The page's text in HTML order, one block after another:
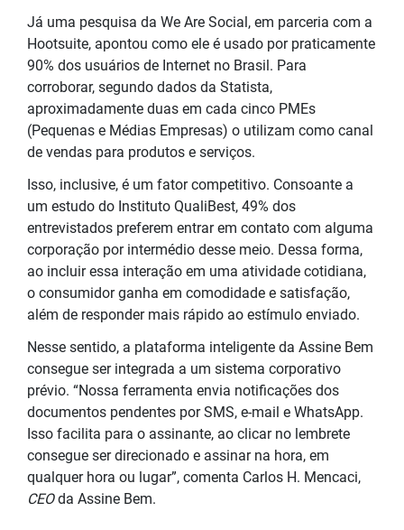
Já uma pesquisa da We Are Social, em parceria com a
Hootsuite, apontou como ele é usado por praticamente
90% dos usuários de Internet no Brasil. Para
corroborar, segundo dados da Statista,
aproximadamente duas em cada cinco PMEs
(Pequenas e Médias Empresas) o utilizam como canal
de vendas para produtos e serviços.
Isso, inclusive, é um fator competitivo. Consoante a
um estudo do Instituto QualiBest, 49% dos
entrevistados preferem entrar em contato com alguma
corporação por intermédio desse meio. Dessa forma,
ao incluir essa interação em uma atividade cotidiana,
o consumidor ganha em comodidade e satisfação,
além de responder mais rápido ao estímulo enviado.
Nesse sentido, a plataforma inteligente da Assine Bem
consegue ser integrada a um sistema corporativo
prévio. “Nossa ferramenta envia notificações dos
documentos pendentes por SMS, e-mail e WhatsApp.
Isso facilita para o assinante, ao clicar no lembrete
consegue ser direcionado e assinar na hora, em
qualquer hora ou lugar”, comenta Carlos H. Mencaci,
CEOda Assine Bem.